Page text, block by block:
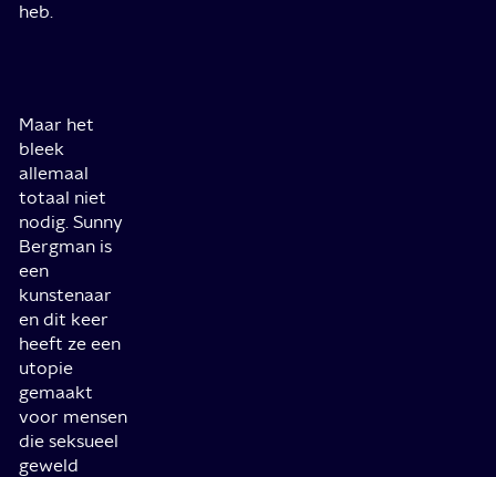
heb.
Maar het
bleek
allemaal
totaal niet
nodig. Sunny
Bergman is
een
kunstenaar
en dit keer
heeft ze een
utopie
gemaakt
voor mensen
die seksueel
geweld